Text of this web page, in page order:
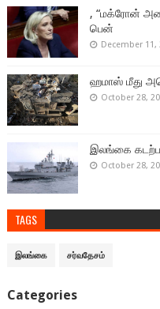
, “மக்ரோன்
பென்
December 11,
ஹமாஸ் மீது
October 28,
இலங்கை
October 28,
TAGS
இலங்கை சர்வதேசம்
Categories